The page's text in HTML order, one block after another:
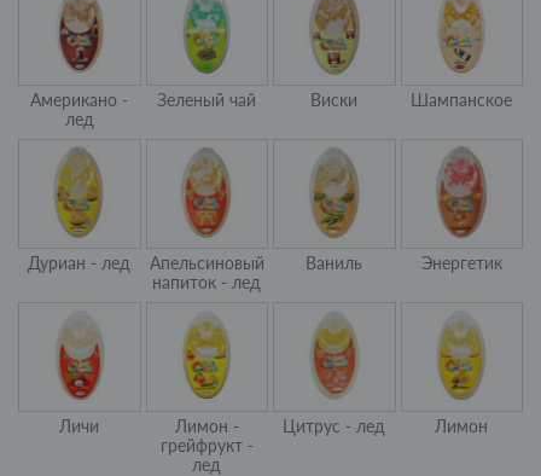
Американо -
лед
Зеленый чай Виски Шампанское
Дуриан - лед
Апельсиновый
напиток - лед
Ваниль Энергетик
Личи
Лимон -
грейфрукт -
лед
Цитрус - лед Лимон